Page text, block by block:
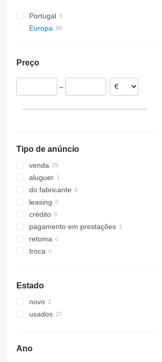
Portugal
Europa
Bovenden
Stuttgart
Groß Ippener
mostrar tudo
República Checa
Dinamarca
Preço
–
Tipo de anúncio
venda
aluguer
do fabricante
leasing
crédito
pagamento em prestações
retoma
troca
Estado
novo
usados
Ano